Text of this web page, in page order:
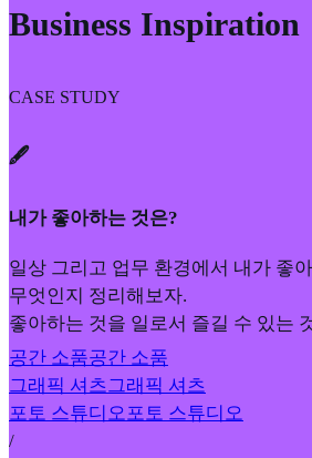
Business Inspiration
CASE STUDY
🖋️
내가 좋아하는 것은?
일상 그리고 업무 환경에서 내가 좋
무엇인지 정리해보자.
좋아하는 것을 일로서 즐길 수 있는
공간 소품공간 소품
그래픽 셔츠그래픽 셔츠
포토 스튜디오포토 스튜디오
/